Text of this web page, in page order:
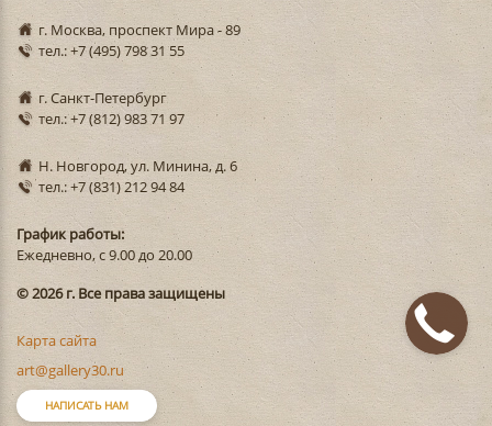
г. Москва, проспект Мира - 89
тел.: +7 (495) 798 31 55
г. Санкт-Петербург
тел.: +7 (812) 983 71 97
Н. Новгород, ул. Минина, д. 6
тел.: +7 (831) 212 94 84
График работы:
Ежедневно, с 9.00 до 20.00
© 2026 г. Все права защищены
Карта сайта
art@gallery30.ru
НАПИСАТЬ НАМ